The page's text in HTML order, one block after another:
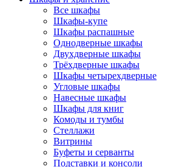
Все шкафы
Шкафы-купе
Шкафы распашные
Однодверные шкафы
Двухдверные шкафы
Трёхдверные шкафы
Шкафы четырехдверные
Угловые шкафы
Навесные шкафы
Шкафы для книг
Комоды и тумбы
Стеллажи
Витрины
Буфеты и серванты
Подставки и консоли